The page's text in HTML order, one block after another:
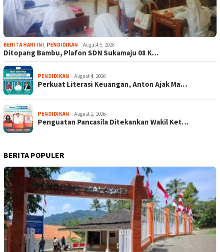
BERITA HARI INI, PENDIDIKAN August 6, 2026
Ditopang Bambu, Plafon SDN Sukamaju 08 K…
PENDIDIKAN August 4, 2026
Perkuat Literasi Keuangan, Anton Ajak Ma…
PENDIDIKAN August 2, 2026
Penguatan Pancasila Ditekankan Wakil Ket…
BERITA POPULER